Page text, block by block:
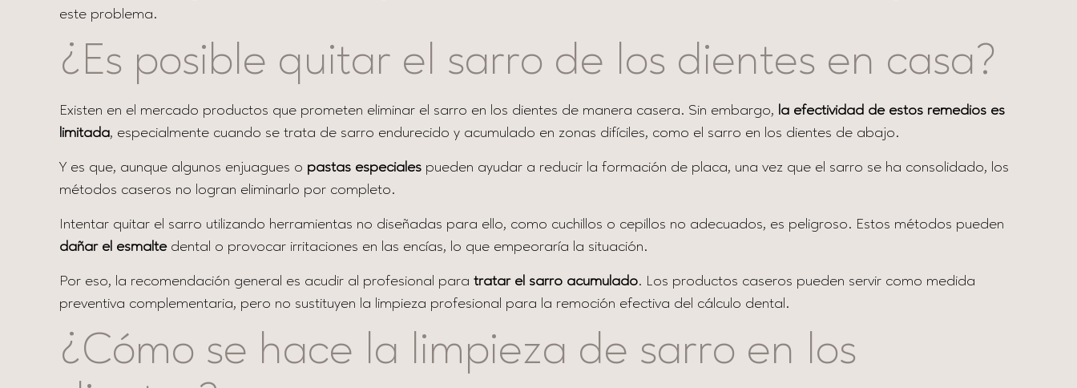
este problema.
¿Es posible quitar el sarro de los dientes en casa?
Existen en el mercado productos que prometen eliminar el sarro en los dientes de manera casera. Sin embargo, la efectividad de estos remedios es
limitada, especialmente cuando se trata de sarro endurecido y acumulado en zonas difíciles, como el sarro en los dientes de abajo.
Y es que, aunque algunos enjuagues o pastas especiales pueden ayudar a reducir la formación de placa, una vez que el sarro se ha consolidado, los
métodos caseros no logran eliminarlo por completo.
Intentar quitar el sarro utilizando herramientas no diseñadas para ello, como cuchillos o cepillos no adecuados, es peligroso. Estos métodos pueden
dañar el esmaltedental o provocar irritaciones en las encías, lo que empeoraría la situación.
Por eso, la recomendación general es acudir al profesional paratratar el sarro acumulado. Los productos caseros pueden servir como medida
preventiva complementaria, pero no sustituyen la limpieza profesional para la remoción efectiva del cálculo dental.
¿Cómo se hace la limpieza de sarro en los